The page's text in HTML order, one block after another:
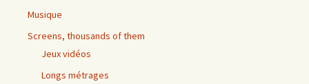
Musique
Screens, thousands of them
Jeux vidéos
Longs métrages